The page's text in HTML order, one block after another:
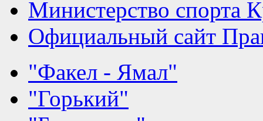
Министерство спорта
Официальный сайт
"Факел - Ямал"
"Горький"